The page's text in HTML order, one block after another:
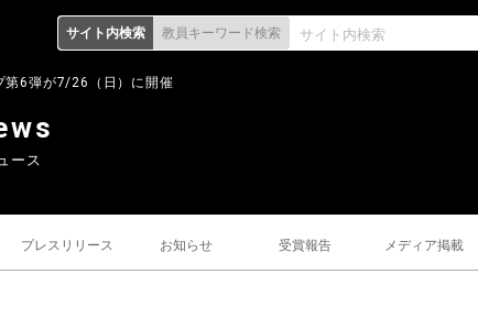
サイト内検索 教員キーワード検索
ース
第6弾が7/26（日）に開催
プレスリリース お知らせ 受賞報告 メディア掲載